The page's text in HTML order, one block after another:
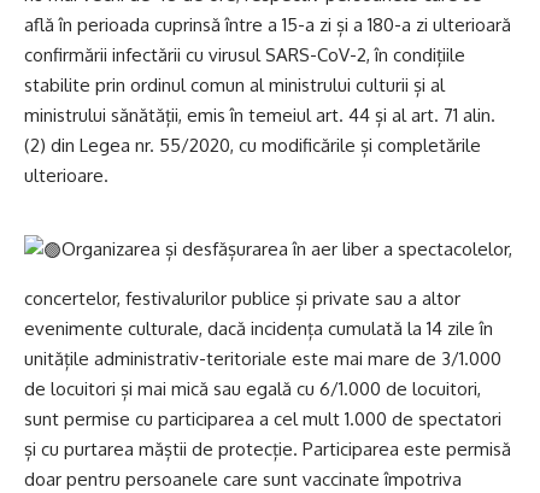
află în perioada cuprinsă între a 15-a zi și a 180-a zi ulterioară
confirmării infectării cu virusul SARS-CoV-2, în condițiile
stabilite prin ordinul comun al ministrului culturii și al
ministrului sănătății, emis în temeiul art. 44 și al art. 71 alin.
(2) din Legea nr. 55/2020, cu modificările și completările
ulterioare.
Organizarea și desfășurarea în aer liber a spectacolelor,
concertelor, festivalurilor publice și private sau a altor
evenimente culturale, dacă incidența cumulată la 14 zile în
unitățile administrativ-teritoriale este mai mare de 3/1.000
de locuitori și mai mică sau egală cu 6/1.000 de locuitori,
sunt permise cu participarea a cel mult 1.000 de spectatori
și cu purtarea măștii de protecție. Participarea este permisă
doar pentru persoanele care sunt vaccinate împotriva